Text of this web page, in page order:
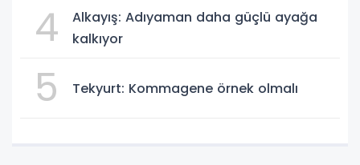
4
Alkayış: Adıyaman daha güçlü ayağa
kalkıyor
5 Tekyurt: Kommagene örnek olmalı